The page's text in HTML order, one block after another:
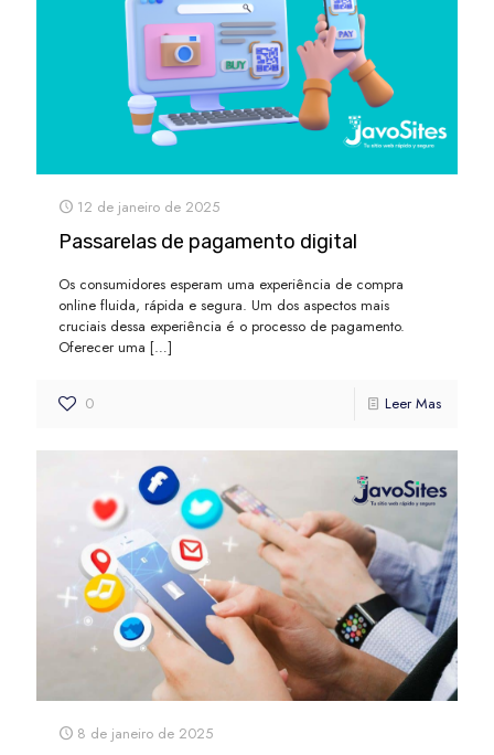
12 de janeiro de 2025
Passarelas de pagamento digital
Os consumidores esperam uma experiência de compra
online fluida, rápida e segura. Um dos aspectos mais
cruciais dessa experiência é o processo de pagamento.
Oferecer uma […]
0 Leer Mas
8 de janeiro de 2025